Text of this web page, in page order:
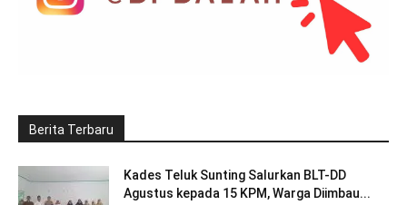
Berita Terbaru
Kades Teluk Sunting Salurkan BLT-DD
Agustus kepada 15 KPM, Warga Diimbau...